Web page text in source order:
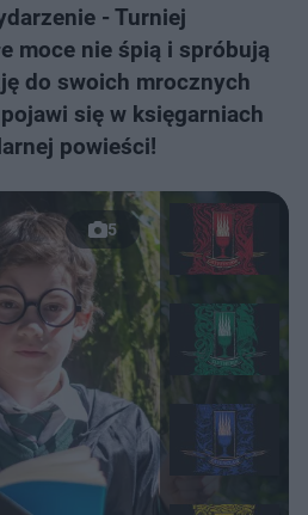
- Turniej
moce nie śpią i spróbują
do swoich mrocznych
się w księgarniach
powieści!
5